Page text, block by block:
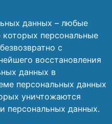
данных – любые
которых персональные
с
восстановления
данных в
персональных данных
уничтожаются
персональных данных.